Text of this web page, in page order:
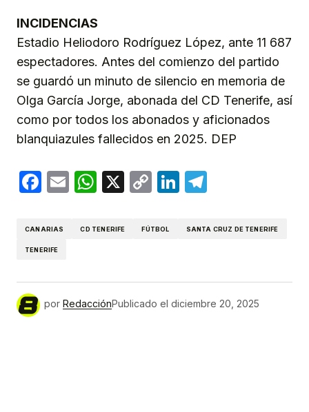
INCIDENCIAS
Estadio Heliodoro Rodríguez López, ante 11 687
espectadores. Antes del comienzo del partido
se guardó un minuto de silencio en memoria de
Olga García Jorge, abonada del CD Tenerife, así
como por todos los abonados y aficionados
blanquiazules fallecidos en 2025. DEP
Facebook
EmailWhatsApp
X
CopyLinkedIn
CANARIAS CD TENERIFE FÚTBOL SANTA CRUZ DE TENERIFE
TENERIFE
por RedacciónPublicado el diciembre 20, 2025